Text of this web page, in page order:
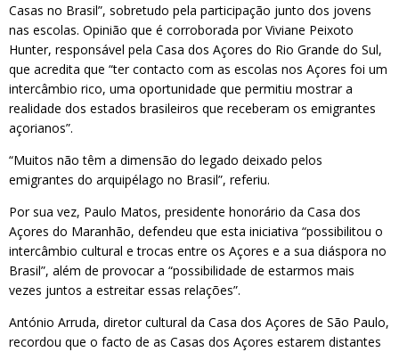
Casas no Brasil”, sobretudo pela participação junto dos jovens
nas escolas. Opinião que é corroborada por Viviane Peixoto
Hunter, responsável pela Casa dos Açores do Rio Grande do Sul,
que acredita que “ter contacto com as escolas nos Açores foi um
intercâmbio rico, uma oportunidade que permitiu mostrar a
realidade dos estados brasileiros que receberam os emigrantes
açorianos”.
“Muitos não têm a dimensão do legado deixado pelos
emigrantes do arquipélago no Brasil”, referiu.
Por sua vez, Paulo Matos, presidente honorário da Casa dos
Açores do Maranhão, defendeu que esta iniciativa “possibilitou o
intercâmbio cultural e trocas entre os Açores e a sua diáspora no
Brasil”, além de provocar a “possibilidade de estarmos mais
vezes juntos a estreitar essas relações”.
António Arruda, diretor cultural da Casa dos Açores de São Paulo,
recordou que o facto de as Casas dos Açores estarem distantes